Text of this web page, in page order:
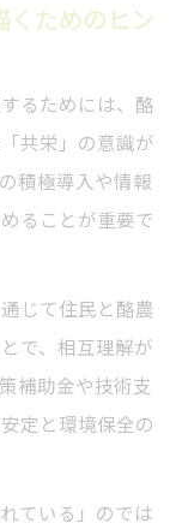
くためのヒン
るためには、酪
共栄」の意識が
積極導入や情報
ることが重要で
じて住民と酪農
で、相互理解が
補助金や技術支
定と環境保全の
ている」のでは